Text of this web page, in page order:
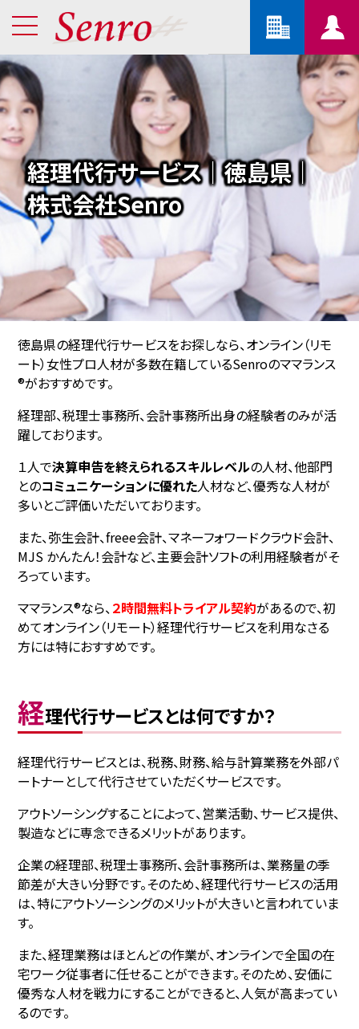
経理代行サービス｜徳島県｜
株式会社Senro
徳島県の経理代行サービスをお探しなら、オンライン（リモ
ート）女性プロ人材が多数在籍しているSenroのママランス
®がおすすめです。
経理部、税理士事務所、会計事務所出身の経験者のみが活
躍しております。
１人で決算申告を終えられるスキルレベルの人材、他部門
とのコミュニケーションに優れた人材など、優秀な人材が
多いとご評価いただいております。
また、弥生会計、freee会計、マネーフォワードクラウド会計、
MJS かんたん！会計など、主要会計ソフトの利用経験者がそ
ろっています。
ママランス®なら、２時間無料トライアル契約があるので、初
めてオンライン（リモート）経理代行サービスを利用なさる
方には特におすすめです。
経理代行サービスとは何ですか？
経理代行サービスとは、税務、財務、給与計算業務を外部パ
ートナーとして代行させていただくサービスです。
アウトソーシングすることによって、営業活動、サービス提供、
製造などに専念できるメリットがあります。
企業の経理部、税理士事務所、会計事務所は、業務量の季
節差が大きい分野です。そのため、経理代行サービスの活用
は、特にアウトソーシングのメリットが大きいと言われていま
す。
また、経理業務はほとんどの作業が、オンラインで全国の在
宅ワーク従事者に任せることができます。そのため、安価に
優秀な人材を戦力にすることができると、人気が高まってい
るのです。